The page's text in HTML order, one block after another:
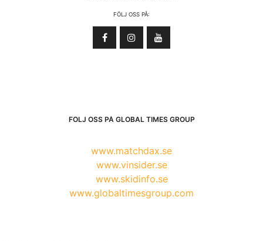
FÖLJ OSS PÅ:
FÖLJ OSS PÅ GLOBAL TIMES GROUP
www.matchdax.se
www.vinsider.se
www.skidinfo.se
www.globaltimesgroup.com